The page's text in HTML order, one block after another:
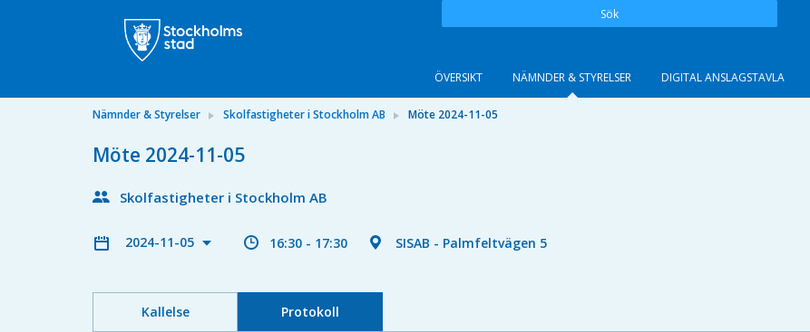
Sök
ÖVERSIKT NÄMNDER & STYRELSER DIGITAL ANSLAGSTAVLA
Nämnder & Styrelser Skolfastigheter i Stockholm AB Möte 2024-11-05
Möte 2024-11-05
Skolfastigheter i Stockholm AB
2024-11-05 16:30 - 17:30 SISAB - Palmfeltvägen 5
Kallelse Protokoll